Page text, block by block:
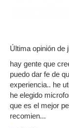
Última opinión de
hay gente que
puedo dar fe de
experiencia.. he
he elegido
que es el mejor
recomien...